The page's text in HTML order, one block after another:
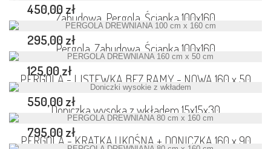
Zabudowa, Pergola, Ścianka 100x160
Pergola, Zabudowa, Ścianka 100x160
450,00 zł
PERGOLA - LISTEWKA BEZ RAMY - NOWA 160 x 50
295,00 zł
Doniczka wysoka z wkładem 15x15x30
125,00 zł
PERGOLA - KRATKA UKOŚNA + DONICZKA 160 x 90
550,00 zł
795,00 zł